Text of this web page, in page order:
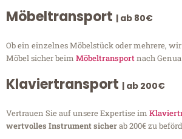
Möbeltransport | ab 80€
Ob ein einzelnes Möbelstück oder mehrere,
Möbel sicher beim Möbeltransportnach
Klaviertransport | ab 200€
Vertrauen Sie auf unsere Expertise im
wertvolles Instrument sicherab 200€ zu